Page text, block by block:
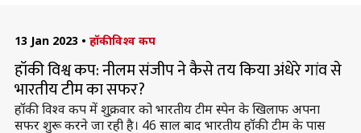
13 Jan 2023 • हॉकी विश्व कप
हॉकी विश्व कप: नीलम संजीप ने कैसे तय किया अंधेरे गांव से
भारतीय टीम का सफर?
हॉकी विश्व कप में शु्क्रवार को भारतीय टीम स्पेन के खिलाफ अपना
सफर शुरू करने जा रही है। 46 साल बाद भारतीय हॉकी टीम के पास